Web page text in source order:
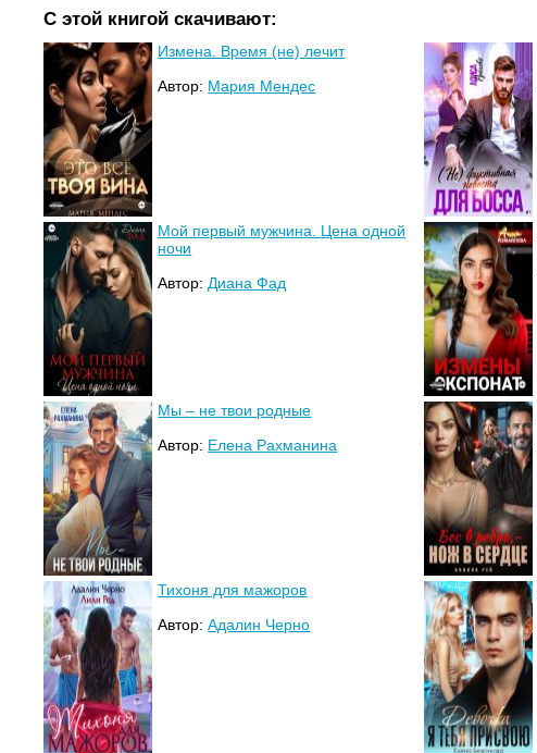
С этой книгой скачивают:
Измена. Время (не) лечит
Автор: Мария Мендес
Мой первый мужчина. Цена одной
ночи
Автор: Диана Фад
Мы – не твои родные
Автор: Елена Рахманина
Тихоня для мажоров
Автор:Адалин Черно